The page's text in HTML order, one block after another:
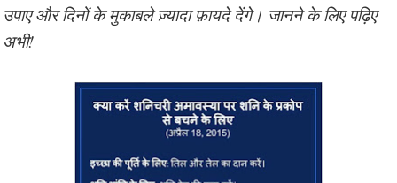
उपाए और दिनों के मुकाबले ज़्यादा फ़ायदे देंगे। जानने के लिए पढ़िए
अभी!